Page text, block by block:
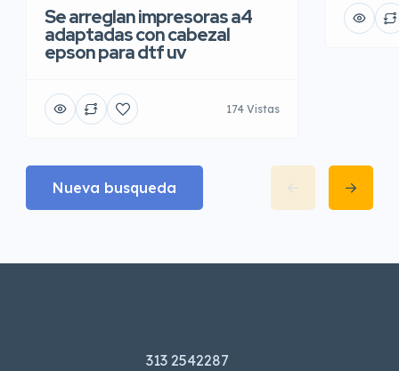
Se arreglan impresoras a4
adaptadas con cabezal
epson para dtf uv
174 Vistas
Nueva busqueda
313 2542287